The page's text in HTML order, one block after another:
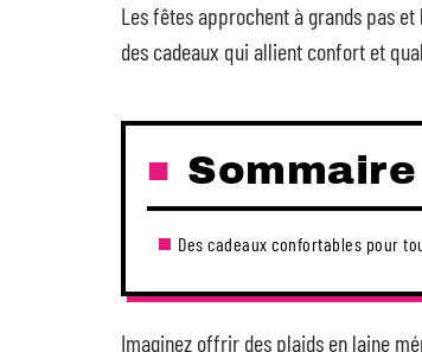
Les fêtes approchent à grands pas
des cadeaux qui allient confort et
Sommaire
Des cadeaux confortables pour
Imaginez offrir des plaids en laine